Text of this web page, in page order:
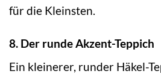
für die Kleinsten.
8. Der runde Akzent-Teppich
Ein kleinerer, runder Häkel-